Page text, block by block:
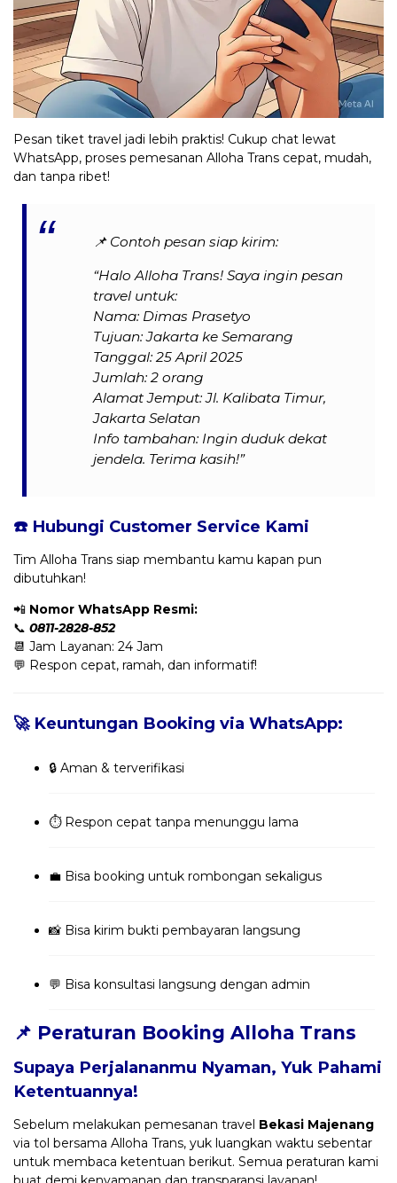
Pesan tiket travel jadi lebih praktis! Cukup chat lewat
WhatsApp, proses pemesanan Alloha Trans cepat, mudah,
dan tanpa ribet!
📌 Contoh pesan siap kirim:
“Halo Alloha Trans! Saya ingin pesan
travel untuk:
Nama: Dimas Prasetyo
Tujuan: Jakarta ke Semarang
Tanggal: 25 April 2025
Jumlah: 2 orang
Alamat Jemput: Jl. Kalibata Timur,
Jakarta Selatan
Info tambahan: Ingin duduk dekat
jendela. Terima kasih!”
☎️ Hubungi Customer Service Kami
Tim Alloha Trans siap membantu kamu kapan pun
dibutuhkan!
📲 Nomor WhatsApp Resmi:
📞 0811-2828-852
📆 Jam Layanan: 24 Jam
💬 Respon cepat, ramah, dan informatif!
🚀 Keuntungan Booking via WhatsApp:
🔒 Aman & terverifikasi
⏱️ Respon cepat tanpa menunggu lama
💼 Bisa booking untuk rombongan sekaligus
📸 Bisa kirim bukti pembayaran langsung
💬 Bisa konsultasi langsung dengan admin
📌 Peraturan Booking Alloha Trans
Supaya Perjalananmu Nyaman, Yuk Pahami
Ketentuannya!
Sebelum melakukan pemesanan travel Bekasi Majenang
via tol bersama Alloha Trans, yuk luangkan waktu sebentar
untuk membaca ketentuan berikut. Semua peraturan kami